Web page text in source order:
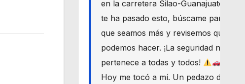
en la carretera Silao-Guanajuato? Si
te ha pasado esto, búscame para
que seamos más y revisemos qué
podemos hacer. ¡La seguridad nos
pertenece a todas y todos!
Hoy me tocó a mí. Un pedazo de